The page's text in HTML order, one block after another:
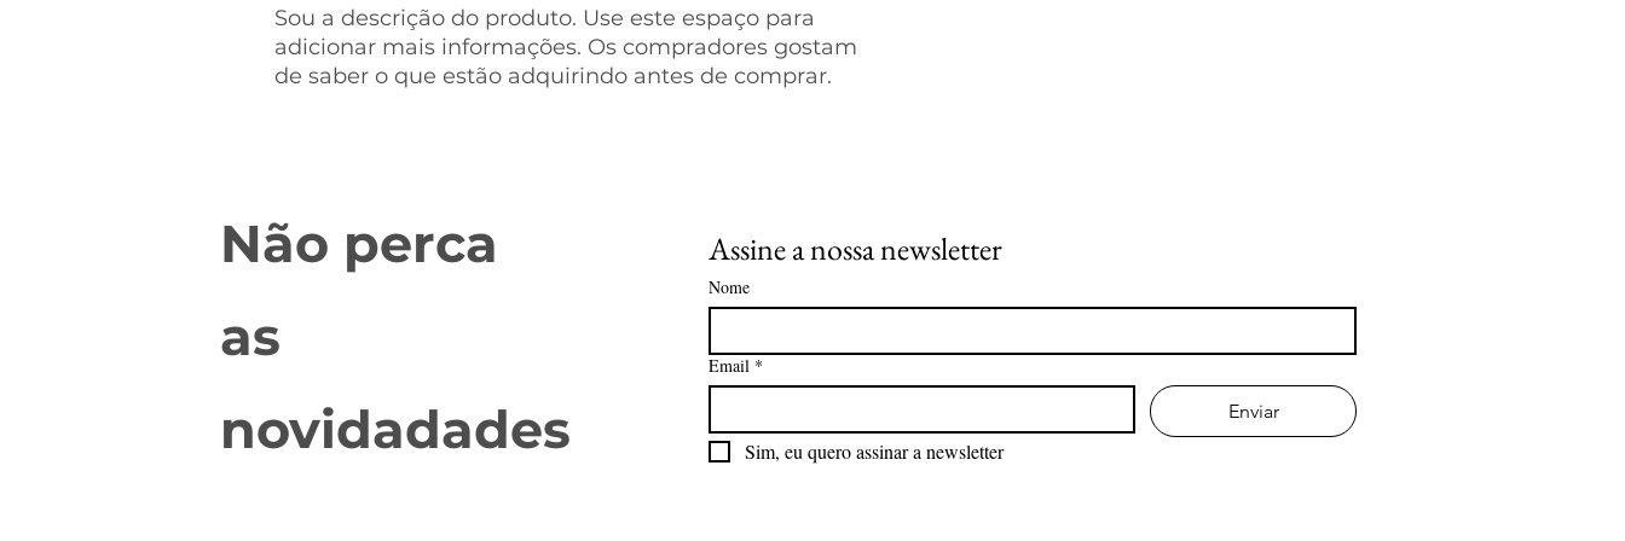
Sou a descrição do produto. Use este espaço para
adicionar mais informações. Os compradores gostam
de saber o que estão adquirindo antes de comprar.
Não perca
as
novidadades
Assine a nossa newsletter
Nome
Email *
Enviar
Sim, eu quero assinar a newsletter